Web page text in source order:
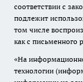
соответствии с
подлежит
том числе
как с письменного
«На
технологии